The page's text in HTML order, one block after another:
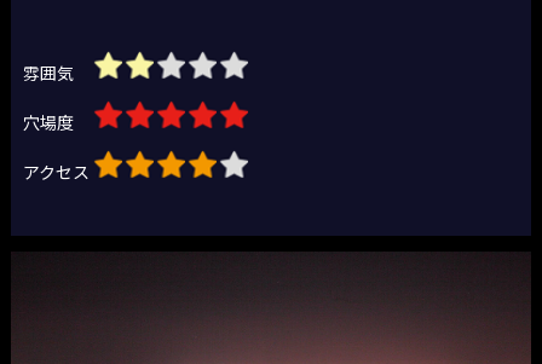
雰囲気
穴場度
アクセス